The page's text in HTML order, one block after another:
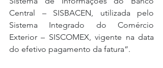
Central – SISBACEN, utilizada pelo
Sistema Integrado do Comércio
Exterior – SISCOMEX, vigente na data
do efetivo pagamento da fatura”.